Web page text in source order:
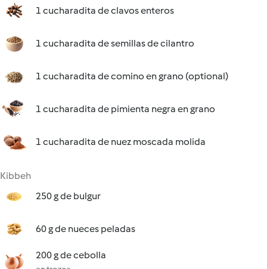
1 cucharadita de clavos enteros
1 cucharadita de semillas de cilantro
1 cucharadita de comino en grano (optional)
1 cucharadita de pimienta negra en grano
1 cucharadita de nuez moscada molida
Kibbeh
250 g de bulgur
60 g de nueces peladas
200 g de cebolla